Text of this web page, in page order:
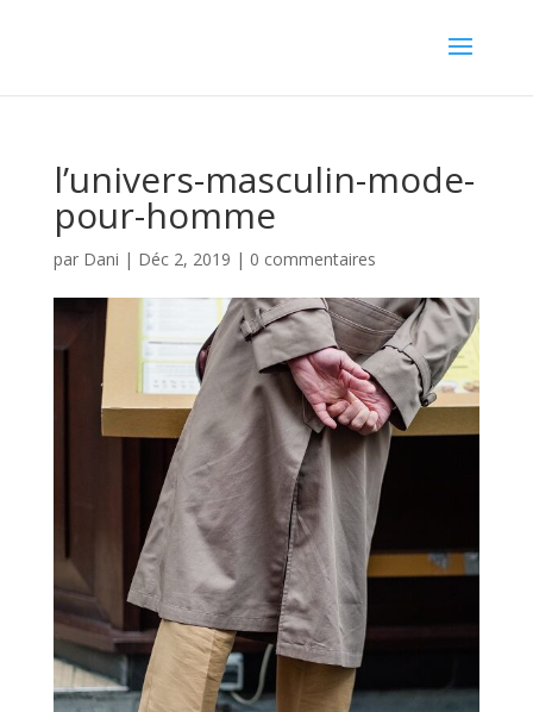
l’univers-masculin-mode-
pour-homme
par Dani | Déc 2, 2019 | 0 commentaires